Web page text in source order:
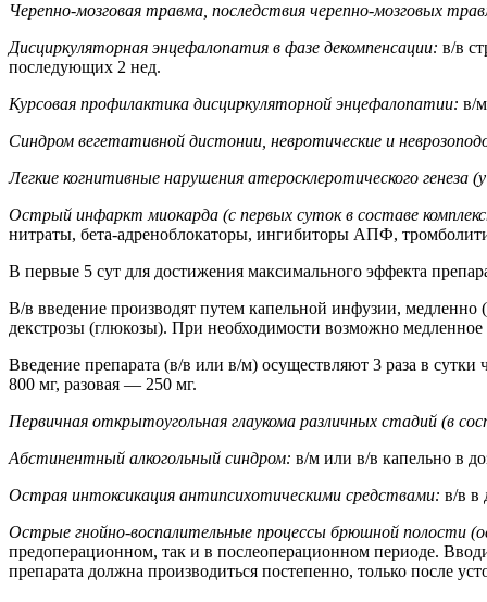
Черепно-мозговая травма, последствия черепно-мозговых
Дисциркуляторная энцефалопатия в фазе декомпенсации: в/в
последующих 2 нед.
Курсовая профилактика дисциркуляторной энцефалопатии: в/
Синдром вегетативной дистонии, невротические и
Легкие когнитивные нарушения атеросклеротического
Острый инфаркт миокарда (с первых суток в составе
нитраты, бета-адреноблокаторы, ингибиторы АПФ,
В первые 5 сут для достижения максимального эффекта
В/в введение производят путем капельной инфузии,
декстрозы (глюкозы). При необходимости возможно
Введение препарата (в/в или в/м) осуществляют 3 раза в
800 мг, разовая — 250 мг.
Первичная открытоугольная глаукома различных стадий (в
Абстинентный алкогольный синдром: в/м или в/в капельно в
Острая интоксикация антипсихотическими средствами: в/в в
Острые гнойно-воспалительные процессы брюшной полости
предоперационном, так и в послеоперационном периоде.
препарата должна производиться постепенно, только после